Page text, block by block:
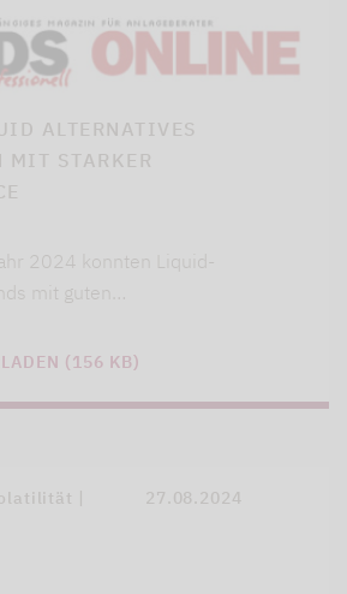
ALTERNATIVES
MIT STARKER
2024 konnten Liquid-
mit guten…
(156 KB)
|
27.08.2024